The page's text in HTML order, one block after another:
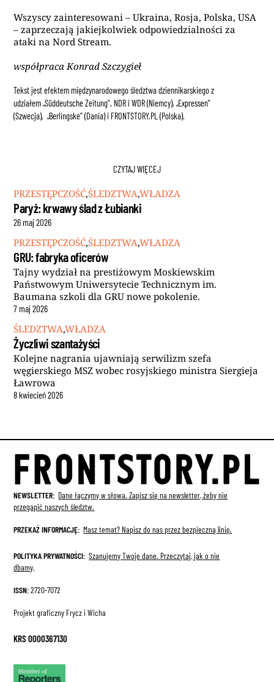
Wszyscy zainteresowani – Ukraina, Rosja, Polska, USA
– zaprzeczają jakiejkolwiek odpowiedzialności za
ataki na Nord Stream.
współpraca Konrad Szczygieł
Tekst jest efektem międzynarodowego śledztwa dziennikarskiego z
udziałem „Süddeutsche Zeitung”, NDR i WDR (Niemcy), „Expressen”
(Szwecja), „Berlingske” (Dania) i FRONTSTORY.PL (Polska).
CZYTAJ WIĘCEJ
PRZESTĘPCZOŚĆ,ŚLEDZTWA,WŁADZA
Paryż: krwawy ślad z Łubianki
26 maj2026
PRZESTĘPCZOŚĆ,ŚLEDZTWA,WŁADZA
GRU: fabryka oficerów
Tajny wydział na prestiżowym Moskiewskim
Państwowym Uniwersytecie Technicznym im.
Baumana szkoli dla GRU nowe pokolenie.
7 maj2026
ŚLEDZTWA,WŁADZA
Życzliwi szantażyści
Kolejne nagrania ujawniają serwilizm szefa
węgierskiego MSZ wobec rosyjskiego ministra Siergieja
Ławrowa
8 kwiecień2026
NEWSLETTER: Dane łączymy w słowa. Zapisz się na newsletter, żeby nie
przegapić naszych śledztw.
PRZEKAŻ INFORMACJĘ: Masz temat? Napisz do nas przez bezpieczną linię.
POLITYKA PRYWATNOŚCI: Szanujemy Twoje dane. Przeczytaj, jak o nie
dbamy.
ISSN:2720-7072
Projekt graficzny Frycz i Wicha
KRS 0000367130